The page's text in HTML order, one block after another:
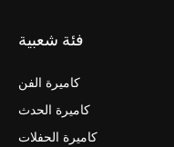
فئة شعبية
كاميرة الفن
كاميرة الحدث
كاميرة الحفلات